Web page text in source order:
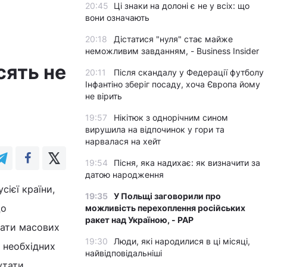
не
країни,
масових
20:45
Ці знаки на долоні є не у всіх: що
вони означають
20:18
Дістатися "нуля" стає майже
неможливим завданням, - Business Insider
20:11
Після скандалу у Федерації футболу
Інфантіно зберіг посаду, хоча Європа йому
не вірить
19:57
Нікітюк з однорічним сином
вирушила на відпочинок у гори та
нарвалася на хейт
19:54
Пісня, яка надихає: як визначити за
датою народження
19:35 У Польщі заговорили про
можливість перехоплення російських
ракет над Україною, - PAP
19:30
Люди, які народилися в ці місяці,
найвідповідальніші